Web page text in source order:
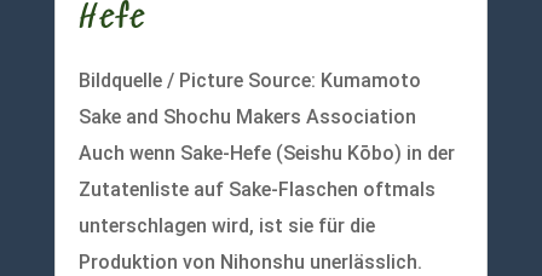
Hefe
Bildquelle / Picture Source: Kumamoto
Sake and Shochu Makers Association
Auch wenn Sake-Hefe (Seishu Kōbo) in der
Zutatenliste auf Sake-Flaschen oftmals
unterschlagen wird, ist sie für die
Produktion von Nihonshu unerlässlich.